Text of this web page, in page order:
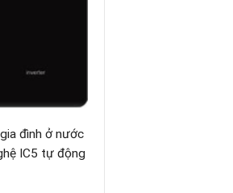
đình ở nước
IC5 tự động